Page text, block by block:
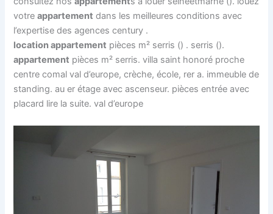
votreappartement dans les meilleures conditions avec
l’expertise des agences century .
location appartement pièces m² serris () . serris ().
appartement pièces m² serris. villa saint honoré proche
centre comal val d’europe, crèche, école, rer a. immeuble de
standing. au er étage avec ascenseur. pièces entrée avec
placard lire la suite. val d’europe